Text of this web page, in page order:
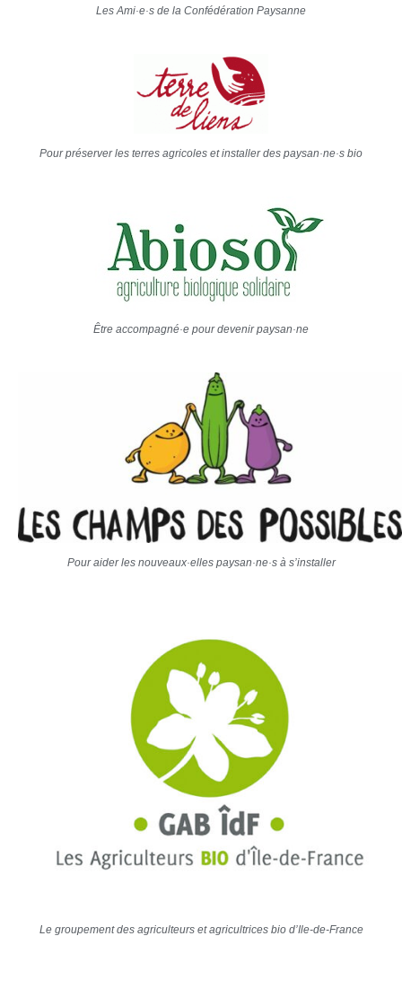
Les Ami·e·s de la Confédération Paysanne
Pour préserver les terres agricoles et installer des paysan·ne·s bio
Être accompagné·e pour devenir paysan·ne
Pour aider les nouveaux·elles paysan·ne·s à s’installer
Le groupement des agriculteurs et agricultrices bio d’Ile-de-France